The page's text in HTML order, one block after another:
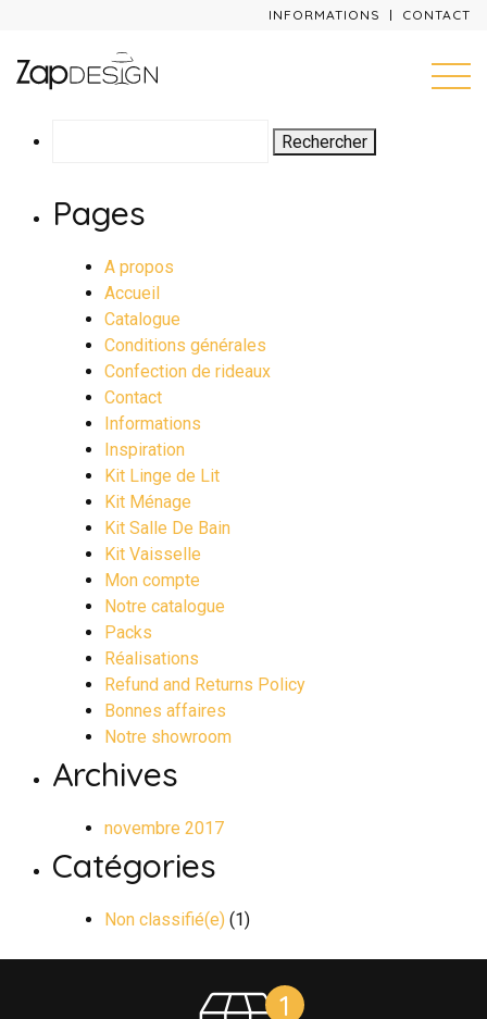
INFORMATIONS CONTACT
Pages
A propos
Accueil
Catalogue
Conditions générales
Confection de rideaux
Contact
Informations
Inspiration
Kit Linge de Lit
Kit Ménage
Kit Salle De Bain
Kit Vaisselle
Mon compte
Notre catalogue
Packs
Réalisations
Refund and Returns Policy
Bonnes affaires
Notre showroom
Archives
novembre 2017
Catégories
Non classifié(e) (1)